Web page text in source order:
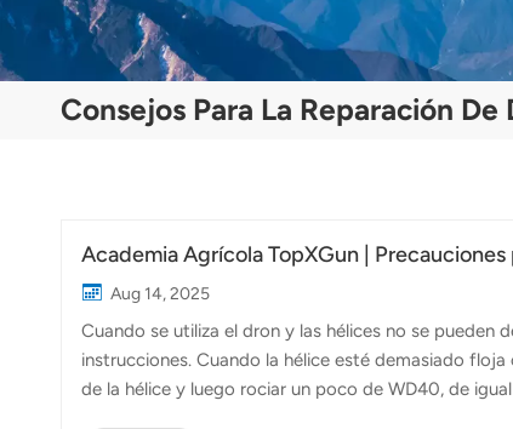
Consejos Para La Reparación
Academia Agrícola TopXGun |
Aug 14, 2025
Cuando se utiliza el dron y las hélices no se pueden
instrucciones. Cuando la hélice esté demasiado
de la hélice y luego rociar un poco de WD40, de